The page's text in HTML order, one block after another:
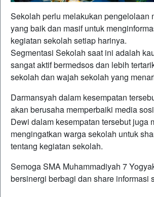
Sekolah perlu melakukan pengelolaan
yang baik dan masif untuk
kegiatan sekolah setiap harinya.
Segmentasi Sekolah saat ini adalah
sangat aktif bermedsos dan lebih
sekolah dan wajah sekolah yang
Darmansyah dalam kesempatan
akan berusaha memperbaiki media
Dewi dalam kesempatan tersebut juga
mengingatkan warga sekolah untuk
tentang kegiatan sekolah.
Semoga SMA Muhammadiyah 7
bersinergi berbagi dan share informasi